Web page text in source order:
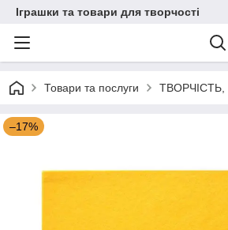
Іграшки та товари для творчості
Товари та послуги ТВОРЧІСТЬ,
–17%